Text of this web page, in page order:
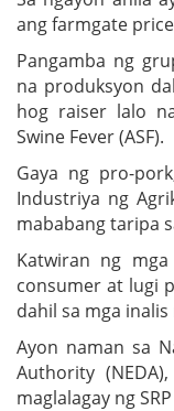
ang farmgate
Pangamba ng
na produksyon
hog raiser lalo
Swine Fever (ASF).
Gaya ng pro-
Industriya ng
mababang taripa
Katwiran ng
consumer at lugi
dahil sa mga
Ayon naman sa
Authority
maglalagay ng